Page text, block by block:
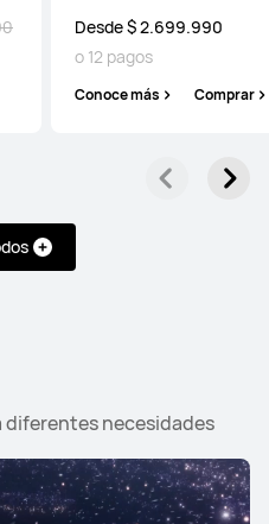
Desde $ 2.699.990
o 12 pagos
Conoce más Comprar
necesidades